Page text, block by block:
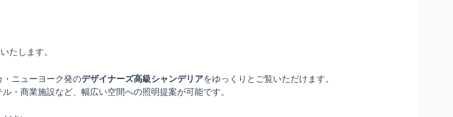
たします。
ニューヨーク発のデザイナーズ高級シャンデリアをゆっくりとご覧いただけます。
・商業施設など、幅広い空間への照明提案が可能です。